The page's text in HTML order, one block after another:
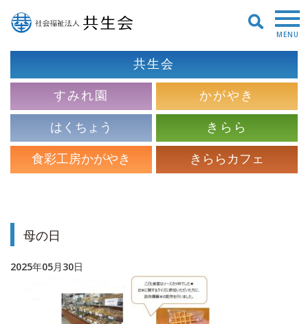
MENU
共生会
すみれ園
かがやき
はくちょう
きらら
食彩工房かがやき
きららカフェ
母の日
2025年05月30日